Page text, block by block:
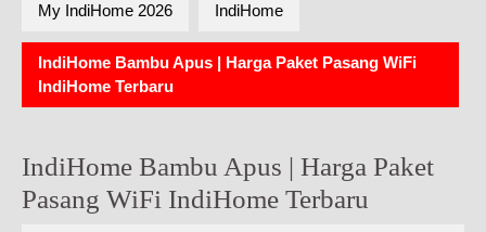
My IndiHome 2026 IndiHome
IndiHome Bambu Apus | Harga Paket Pasang WiFi
IndiHome Terbaru
IndiHome Bambu Apus | Harga Paket
Pasang WiFi IndiHome Terbaru